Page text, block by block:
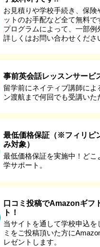
お見積りや学校手続き、保険
ットのお手配など全て無料
プログラムによって、一部例
詳しくはお問い合わせくださ
事前英会話レッスンサービ
留学前にネイティブ講師によ
ン渡航まで何回でも受講いた
最低価格保証（※フィリピ
み対象）
最低価格保証を実施中！どこ
学サポート。
口コミ投稿でAmazonギフ
ト！
当サイトを通して学校申込を
ミをご投稿頂いた方に
レゼントします。